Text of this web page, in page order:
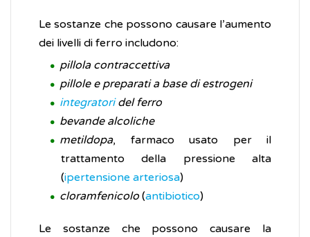
Le sostanze che possono causare l’aumento
dei livelli di ferro includono:
pillola contraccettiva
pillole e preparati a base di estrogeni
integratoridel ferro
bevande alcoliche
metildopa, farmaco usato per il
trattamento della pressione alta
(ipertensione arteriosa)
cloramfenicolo(antibiotico)
Le sostanze che possono causare la